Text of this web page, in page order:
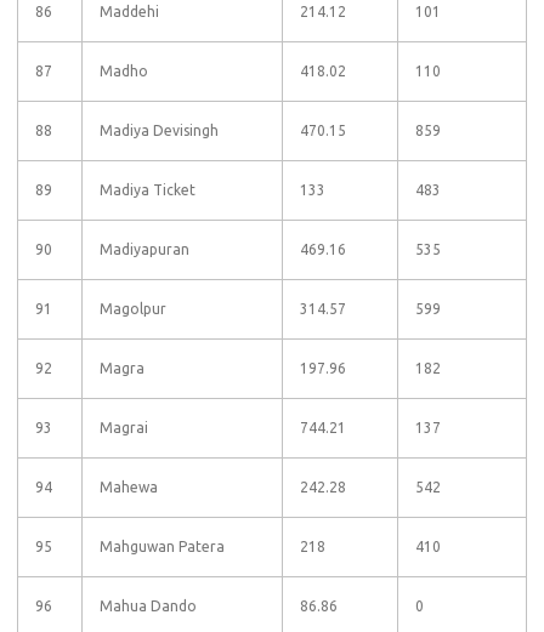
86 Maddehi 214.12 101
87 Madho 418.02 110
88 Madiya Devisingh 470.15 859
89 Madiya Ticket 133 483
90 Madiyapuran 469.16 535
91 Magolpur 314.57 599
92 Magra 197.96 182
93 Magrai 744.21 137
94 Mahewa 242.28 542
95 Mahguwan Patera 218 410
96 Mahua Dando 86.86 0